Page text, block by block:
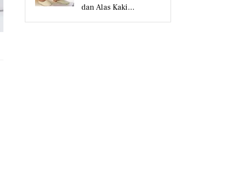
dan Alas Kaki
Membantu Mood Lebih